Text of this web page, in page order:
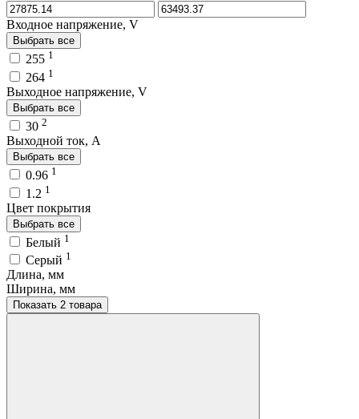
Входное напряжение, V
Выбрать все
255 1
264 1
Выходное напряжение, V
Выбрать все
30 2
Выходной ток, A
Выбрать все
0.96 1
1.2 1
Цвет покрытия
Выбрать все
Белый 1
Серый 1
Длина, мм
Ширина, мм
Показать 2 товара